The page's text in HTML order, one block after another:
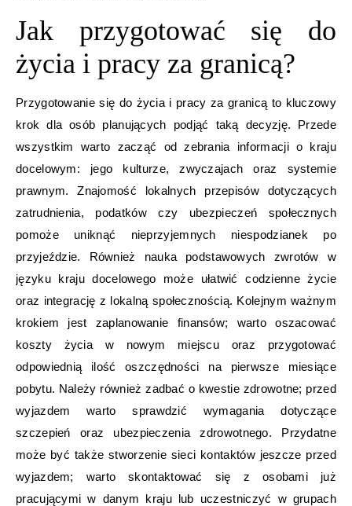
Jak przygotować się do
życia i pracy za granicą?
Przygotowanie się do życia i pracy za granicą to kluczowy
krok dla osób planujących podjąć taką decyzję. Przede
wszystkim warto zacząć od zebrania informacji o kraju
docelowym: jego kulturze, zwyczajach oraz systemie
prawnym. Znajomość lokalnych przepisów dotyczących
zatrudnienia, podatków czy ubezpieczeń społecznych
pomoże uniknąć nieprzyjemnych niespodzianek po
przyjeździe. Również nauka podstawowych zwrotów w
języku kraju docelowego może ułatwić codzienne życie
oraz integrację z lokalną społecznością. Kolejnym ważnym
krokiem jest zaplanowanie finansów; warto oszacować
koszty życia w nowym miejscu oraz przygotować
odpowiednią ilość oszczędności na pierwsze miesiące
pobytu. Należy również zadbać o kwestie zdrowotne; przed
wyjazdem warto sprawdzić wymagania dotyczące
szczepień oraz ubezpieczenia zdrowotnego. Przydatne
może być także stworzenie sieci kontaktów jeszcze przed
wyjazdem; warto skontaktować się z osobami już
pracującymi w danym kraju lub uczestniczyć w grupach